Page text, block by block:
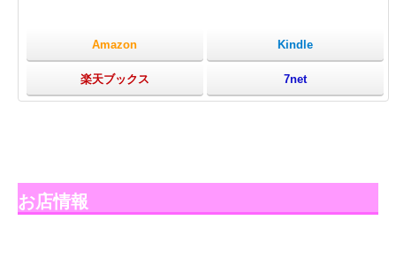
Amazon Kindle
楽天ブックス 7net
お店情報